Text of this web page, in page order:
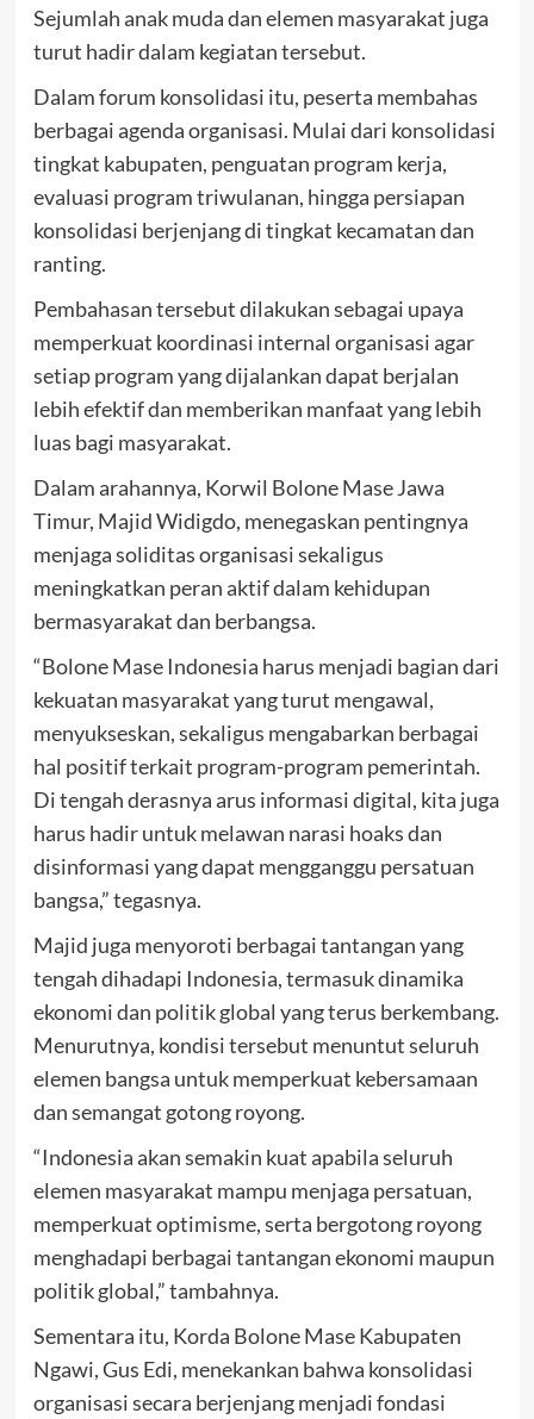
Sejumlah anak muda dan elemen masyarakat juga
turut hadir dalam kegiatan tersebut.
Dalam forum konsolidasi itu, peserta membahas
berbagai agenda organisasi. Mulai dari konsolidasi
tingkat kabupaten, penguatan program kerja,
evaluasi program triwulanan, hingga persiapan
konsolidasi berjenjang di tingkat kecamatan dan
ranting.
Pembahasan tersebut dilakukan sebagai upaya
memperkuat koordinasi internal organisasi agar
setiap program yang dijalankan dapat berjalan
lebih efektif dan memberikan manfaat yang lebih
luas bagi masyarakat.
Dalam arahannya, Korwil Bolone Mase Jawa
Timur, Majid Widigdo, menegaskan pentingnya
menjaga soliditas organisasi sekaligus
meningkatkan peran aktif dalam kehidupan
bermasyarakat dan berbangsa.
“Bolone Mase Indonesia harus menjadi bagian dari
kekuatan masyarakat yang turut mengawal,
menyukseskan, sekaligus mengabarkan berbagai
hal positif terkait program-program pemerintah.
Di tengah derasnya arus informasi digital, kita juga
harus hadir untuk melawan narasi hoaks dan
disinformasi yang dapat mengganggu persatuan
bangsa,” tegasnya.
Majid juga menyoroti berbagai tantangan yang
tengah dihadapi Indonesia, termasuk dinamika
ekonomi dan politik global yang terus berkembang.
Menurutnya, kondisi tersebut menuntut seluruh
elemen bangsa untuk memperkuat kebersamaan
dan semangat gotong royong.
“Indonesia akan semakin kuat apabila seluruh
elemen masyarakat mampu menjaga persatuan,
memperkuat optimisme, serta bergotong royong
menghadapi berbagai tantangan ekonomi maupun
politik global,” tambahnya.
Sementara itu, Korda Bolone Mase Kabupaten
Ngawi, Gus Edi, menekankan bahwa konsolidasi
organisasi secara berjenjang menjadi fondasi